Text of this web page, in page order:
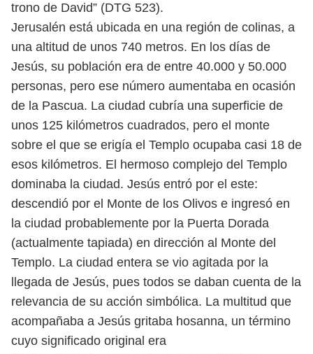
trono de David” (DTG 523).
Jerusalén está ubicada en una región de colinas, a
una altitud de unos 740 metros. En los días de
Jesús, su población era de entre 40.000 y 50.000
personas, pero ese número aumentaba en ocasión
de la Pascua. La ciudad cubría una superficie de
unos 125 kilómetros cuadrados, pero el monte
sobre el que se erigía el Templo ocupaba casi 18 de
esos kilómetros. El hermoso complejo del Templo
dominaba la ciudad. Jesús entró por el este:
descendió por el Monte de los Olivos e ingresó en
la ciudad probablemente por la Puerta Dorada
(actualmente tapiada) en dirección al Monte del
Templo. La ciudad entera se vio agitada por la
llegada de Jesús, pues todos se daban cuenta de la
relevancia de su acción simbólica. La multitud que
acompañaba a Jesús gritaba hosanna, un término
cuyo significado original era